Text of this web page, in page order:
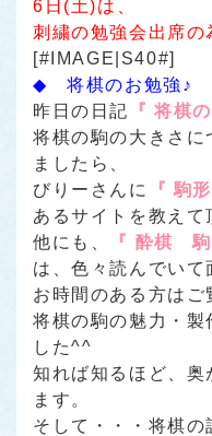
6日(土)は、
刺繍の勉強会出席の
[#IMAGE|S40#]
◆ 将棋のお勉強
昨日の日記
『 将棋
将棋の駒の大きさに
ましたら、
びりーさんに
『 駒
あるサイトを教え
他にも、
『 酔棋 駒
は、色々読んでいて
お時間のある方は
将棋の駒の魅力・製
した^^
知れば知るほど、奥
ます。
そして・・・将棋